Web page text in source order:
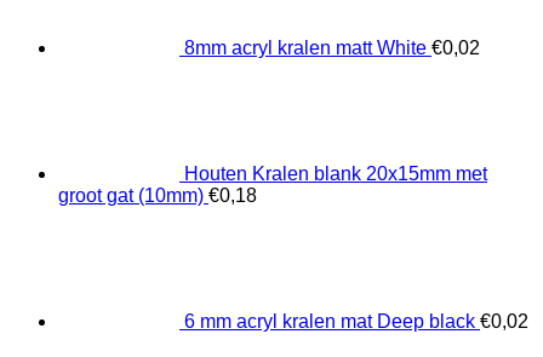
8mm acryl kralen matt White €0,02
Houten Kralen blank 20x15mm met
groot gat (10mm) €0,18
6 mm acryl kralen mat Deep black €0,02